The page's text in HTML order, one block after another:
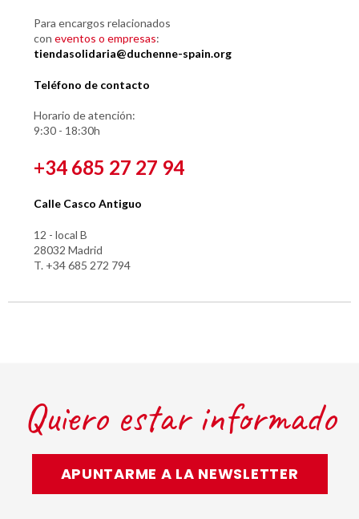
Para encargos relacionados
con eventos o empresas:
tiendasolidaria@duchenne-spain.org
Teléfono de contacto
Horario de atención:
9:30 - 18:30h
+34 685 27 27 94
Calle Casco Antiguo
12 - local B
28032 Madrid
T. +34 685 272 794
Quiero estar informado
APUNTARME A LA NEWSLETTER